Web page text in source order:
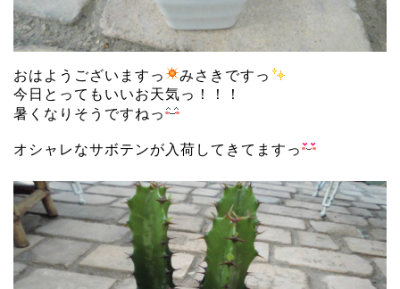
おはようございますっ
みさきですっ
今日とってもいいお天気っ！！！
暑くなりそうですねっ
オシャレなサボテンが入荷してきてますっ